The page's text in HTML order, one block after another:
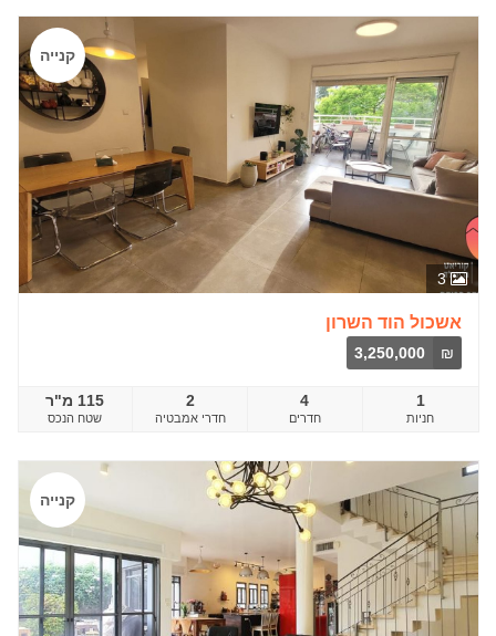
3
קנייה
אשכול הוד השרון
₪
3,250,000
115 מ"ר
שטח הנכס
2
‎חדרי אמבטיה
4
חדרים
1
קנייה